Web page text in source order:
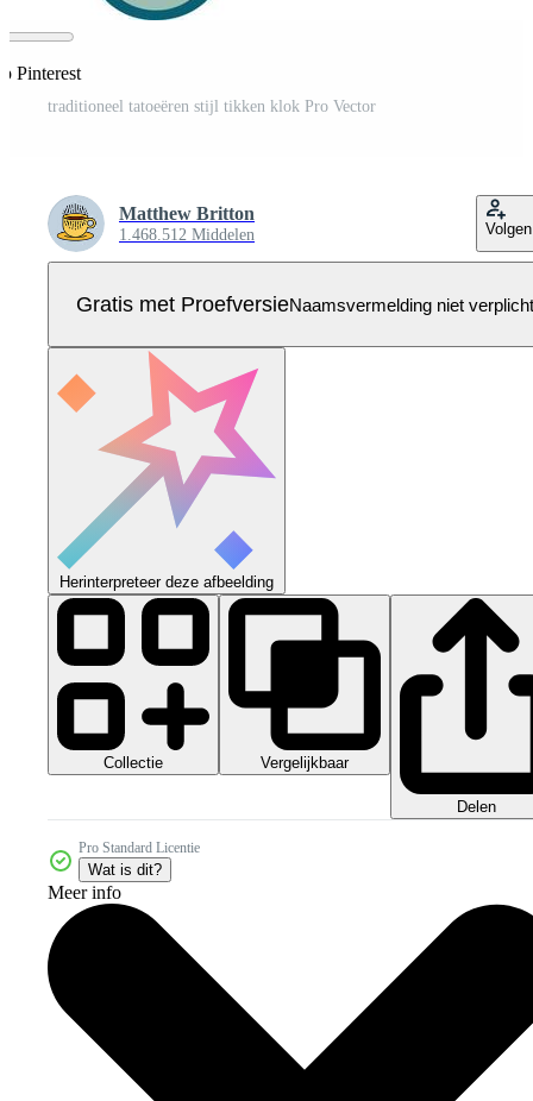
Pinterest
traditioneel tatoeëren stijl tikken klok Pro Vector
Matthew Britton
1.468.512 Middelen Volgen
Gratis met ProefversieNaamsvermelding niet verplicht
Herinterpreteer deze afbeelding
Collectie Vergelijkbaar
Delen
Pro Standard Licentie
Wat is dit?
Meer info